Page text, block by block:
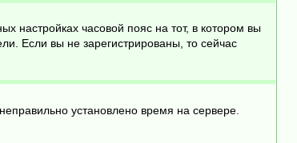
настройках часовой пояс на тот, в котором вы
Если вы не зарегистрированы, то сейчас
установлено время на сервере.